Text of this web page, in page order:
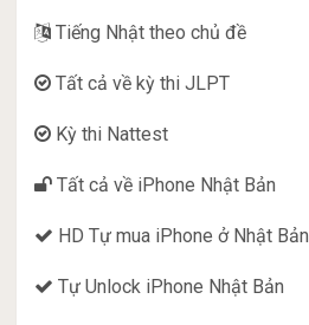
Tiếng Nhật theo chủ đề
Tất cả về kỳ thi JLPT
Kỳ thi Nattest
Tất cả về iPhone Nhật Bản
HD Tự mua iPhone ở Nhật Bản
Tự Unlock iPhone Nhật Bản